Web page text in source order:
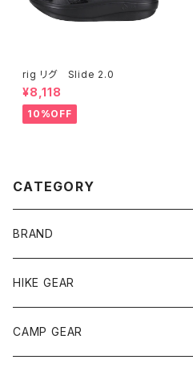
rig リグ Slide 2.0
¥8,118
10%OFF
CATEGORY
BRAND
andwander
ANOBA
HIKE GEAR
テント、シェルター
CAMP GEAR